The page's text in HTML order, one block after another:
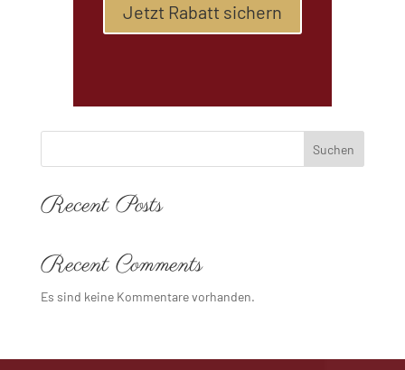
Jetzt Rabatt sichern
Suchen
Recent Posts
Recent Comments
Es sind keine Kommentare vorhanden.